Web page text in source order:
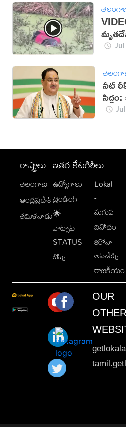
Jul
నీట్
రాష్ట్రాలు
తెలంగాణ
ఆంధ్రప్రదేశ్
తమిళనాడు
ఇతర కేటగిరీలు
ఉద్యోగాలు
ట్రెండింగ్
🌟
వాట్సాప్
STATUS
టిప్స్
Lokal
-
మగువ
వినోదం
కరోనా
అప్‌డేట్స్
రాజకీయం
OUR
OTHER